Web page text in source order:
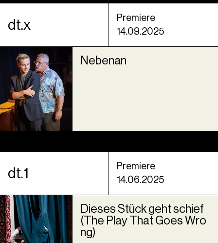
dt.x
Premiere
14.09.2025
Nebenan
dt.1
Premiere
14.06.2025
Dieses Stück geht schief
(The Play That Goes Wro
ng)